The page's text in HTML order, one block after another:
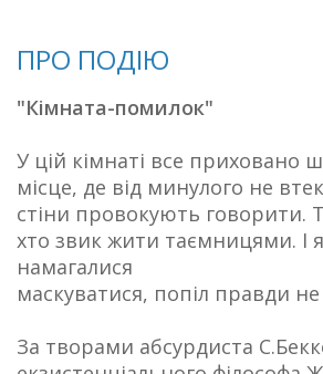
ПРО ПОДІЮ
"Кімната-помилок"
У цій кімнаті все приховано
місце, де від минулого не
стіни провокують говорити.
хто звик жити таємницями. І
намагалися
маскуватися, попіл правди
За творами абсурдиста